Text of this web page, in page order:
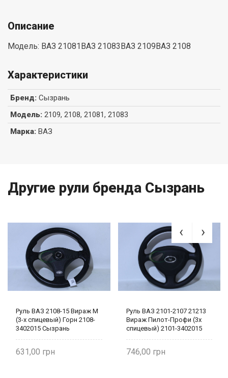
Описание
Модель: ВАЗ 21081ВАЗ 21083ВАЗ 2109ВАЗ 2108
Характеристики
Бренд: Сызрань
Модель: 2109, 2108, 21081, 21083
Марка: ВАЗ
Другие рули бренда Сызрань
Руль ВАЗ 2108-15 Вираж М
(3-х спицевый) Горн 2108-
3402015 Сызрань
631,00
Руль ВАЗ 2101-2107 21213
Вираж Пилот-Профи (3х
спицевый) 2101-3402015
746,00